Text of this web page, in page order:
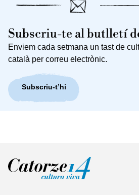
Subscriu-te al butlletí
Enviem cada setmana un tast de
català per correu electrònic.
Subscriu-t’hi